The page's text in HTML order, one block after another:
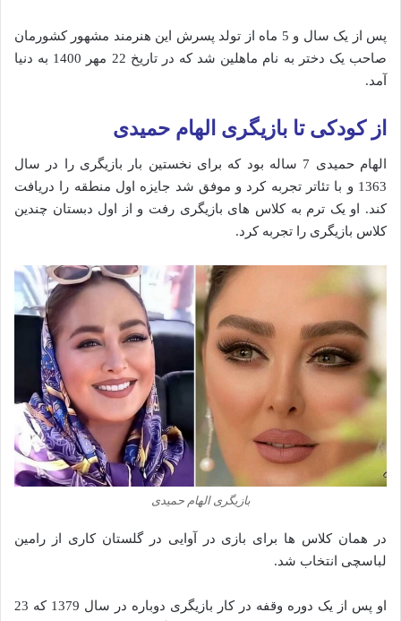
پس از یک سال و 5 ماه از تولد پسرش این هنرمند مشهور کشورمان
صاحب یک دختر به نام ماهلین شد که در تاریخ 22 مهر 1400 به دنیا
آمد.
از کودکی تا بازیگری الهام حمیدی
الهام حمیدی 7 ساله بود که برای نخستین بار بازیگری را در سال
1363 و با تئاتر تجربه کرد و موفق شد جایزه اول منطقه را دریافت
کند. او یک ترم به کلاس های بازیگری رفت و از اول دبستان چندین
کلاس بازیگری را تجربه کرد.
بازیگری الهام حمیدی
در همان کلاس ها برای بازی در آوایی در گلستان کاری از رامین
لباسچی انتخاب شد.
او پس از یک دوره وقفه در کار بازیگری دوباره در سال 1379 که 23